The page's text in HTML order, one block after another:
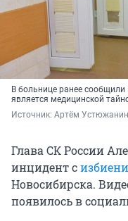
В больнице ранее
является медицинской
Источник: Артём Устюжанин
Глава СК России
инцидент с
Новосибирска.
появилось в